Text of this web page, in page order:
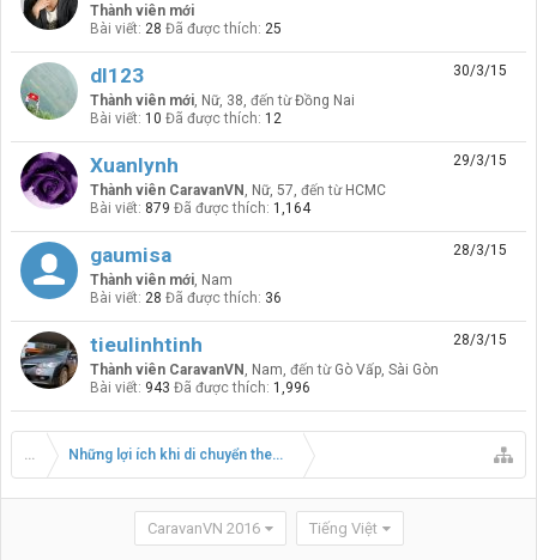
Thành viên mới
Bài viết: 28 Đã được thích: 25
30/3/15
dl123
Thành viên mới, Nữ, 38, đến từ Đồng Nai
Bài viết: 10 Đã được thích: 12
29/3/15
Xuanlynh
Thành viên CaravanVN, Nữ, 57, đến từ HCMC
Bài viết: 879 Đã được thích: 1,164
28/3/15
gaumisa
Thành viên mới, Nam
Bài viết: 28 Đã được thích: 36
28/3/15
tieulinhtinh
Thành viên CaravanVN, Nam, đến từ Gò Vấp, Sài Gòn
Bài viết: 943 Đã được thích: 1,996
... Những lợi ích khi di chuyển theo đoàn Caravan
CaravanVN 2016 Tiếng Việt